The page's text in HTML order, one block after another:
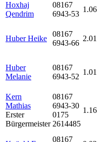
Hoxhaj
Qendrim
08167
6943-53
1.06
Huber Heike
08167
6943-66
2.01
Huber
Melanie
08167
6943-52
1.01
Kern
Mathias
Erster
Bürgermeister
08167
6943-30
0175
2614485
1.16
08167